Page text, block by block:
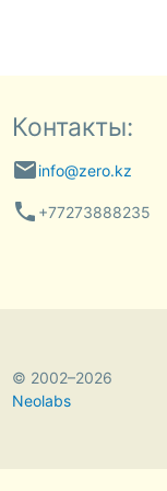
Контакты:
emailinfo@zero.kz
phone +77273888235
© 2002–2026
Neolabs